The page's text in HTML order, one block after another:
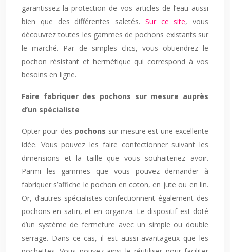
garantissez la protection de vos articles de l’eau aussi
bien que des différentes saletés. Sur ce site, vous
découvrez toutes les gammes de pochons existants sur
le marché. Par de simples clics, vous obtiendrez le
pochon résistant et hermétique qui correspond à vos
besoins en ligne.
Faire fabriquer des pochons sur mesure auprès
d’un spécialiste
Opter pour des pochons sur mesure est une excellente
idée. Vous pouvez les faire confectionner suivant les
dimensions et la taille que vous souhaiteriez avoir.
Parmi les gammes que vous pouvez demander à
fabriquer s’affiche le pochon en coton, en jute ou en lin.
Or, d’autres spécialistes confectionnent également des
pochons en satin, et en organza. Le dispositif est doté
d’un système de fermeture avec un simple ou double
serrage. Dans ce cas, il est aussi avantageux que les